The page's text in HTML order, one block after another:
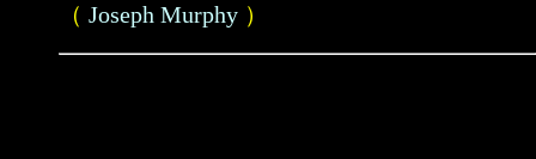
（ Joseph Murphy ）